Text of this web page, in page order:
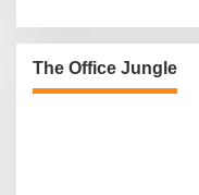
The Office Jungle